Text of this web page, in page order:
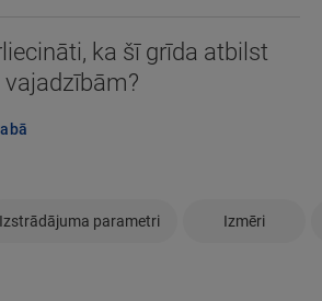
ka šī grīda atbilst
Izstrādājuma parametri Izmēri